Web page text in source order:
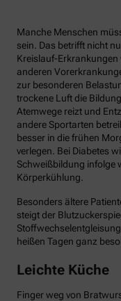
Manche Menschen
sein. Das betrifft nicht
Kreislauf-
anderen
zur besonderen
trockene Luft die
Atemwege reizt und
andere Sportarten
besser in die frühen
verlegen. Bei Diabetes
Schweißbildung infolge
Körperkühlung.
Besonders ältere
steigt der
heißen Tagen ganz
Leichte Küche
Finger weg von